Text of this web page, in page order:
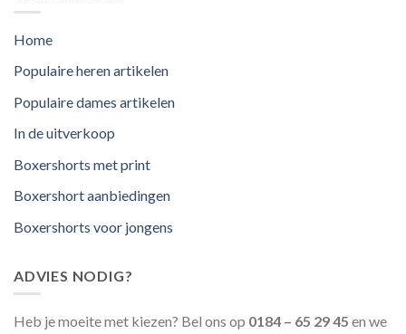
Home
Populaire heren artikelen
Populaire dames artikelen
In de uitverkoop
Boxershorts met print
Boxershort aanbiedingen
Boxershorts voor jongens
ADVIES NODIG?
Heb je moeite met kiezen? Bel ons op 0184 – 65 29 45 en we